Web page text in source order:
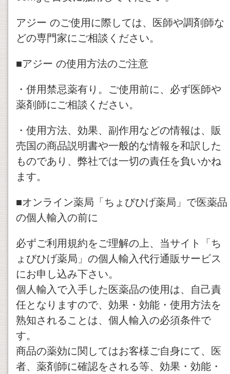
アジー のご使用に際しては、医師や調剤師な
どの専門家にご相談ください。
■アジー の使用方法のご注意
・併用禁忌薬有り。ご使用前に、必ず医師や
薬剤師にご相談ください。
・使用方法、効果、副作用などの情報は、販
売国の商品説明書や一般的な情報を和訳した
ものであり、弊社では一切の責任を負いかね
ます。
■オンライン薬局「ちょびひげ薬局」で医薬品
の個人輸入の前に
必ずご利用規約をご理解の上、当サイト「ち
ょびひげ薬局」の個人輸入代行通販サービス
にお申し込み下さい。
個人輸入で入手した医薬品の使用は、自己責
任となりますので、効果・効能・使用方法を
熟知されることは、個人輸入の必須条件で
す。
商品の薬効に関してはお客様ご自身にて、医
者、薬剤師に確認をされる等、効果・効能・